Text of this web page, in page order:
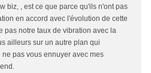
biz, , est ce que parce qu'ils n'ont pas
en accord avec l'évolution de cette
pas notre taux de vibration avec la
ailleurs sur un autre plan qui
pas vous ennuyer avec mes